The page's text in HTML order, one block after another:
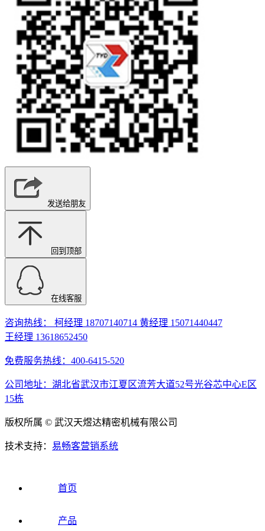
发送给朋友
回到顶部
在线客服
咨询热线： 柯经理 18707140714 黄经理 15071440447
王经理 13618652450
免费服务热线：400-6415-520
公司地址：湖北省武汉市江夏区流芳大道52号光谷芯中心E区
15栋
版权所属 © 武汉天煜达精密机械有限公司
技术支持： 易畅客营销系统
首页
产品